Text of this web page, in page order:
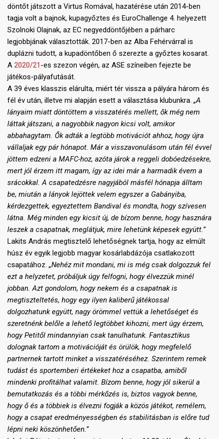
döntőt játszott a Virtus Romával, hazatérése után 2014-ben
tagja volt a bajnok, kupagyőztes és EuroChallenge 4. helyezett
Szolnoki Olajnak, az EC negyeddöntőjében a párharc
legjobbjának választották. 2017-ben az Alba Fehérvárral is
duplázni tudott, a kupadöntőben ő szerezte a győztes kosarat.
A 2020/21 -es szezon végén, az ASE színeiben fejezte be
játékos-pályafutását.
A 39 éves klasszis elárulta, miért tér vissza a pályára három és
fél év után, illetve mi alapján esett a választása klubunkra. „A
lányaim miatt döntöttem a visszatérés mellett, ők még nem
láttak játszani, a nagyobbik nagyon kicsi volt, amikor
abbahagytam. Ők adták a legtöbb motivációt ahhoz, hogy újra
vállaljak egy pár hónapot. Már a visszavonulásom után fél évvel
jöttem edzeni a MAFC-hoz, azóta járok a reggeli dobóedzésekre,
mert jól érzem itt magam, így az idei már a harmadik évem a
srácokkal. A csapatedzésre nagyjából másfél hónapja álltam
be, miután a lányok lejöttek velem egyszer a Gabányiba,
kérdezgettek, egyeztettem Bandival és mondta, hogy szívesen
látna. Még minden egy kicsit új, de bízom benne, hogy hasznára
leszek a csapatnak, meglátjuk, mire lehetünk képesek együtt.”
Lakits András megtisztelő lehetőségnek tartja, hogy az elmúlt
húsz év egyik legjobb magyar kosárlabdázója csatlakozott
csapatához. „Nehéz mit mondani, mi is még csak dolgozzuk fel
ezt a helyzetet, próbáljuk úgy felfogni, hogy élvezzük minél
jobban. Azt gondolom, hogy nekem és a csapatnak is
megtiszteltetés, hogy egy ilyen kaliberű játékossal
dolgozhatunk együtt, nagy örömmel vettük a lehetőséget és
szeretnénk belőle a lehető legtöbbet kihozni, mert úgy érzem,
hogy Petitől mindannyian csak tanulhatunk. Fantasztikus
dolognak tartom a motivációját és örülök, hogy megfelelő
partnernek tartott minket a visszatéréséhez. Szerintem remek
tudást és sportemberi értékeket hoz a csapatba, amiből
mindenki profitálhat valamit. Bízom benne, hogy jól sikerül a
bemutatkozás és a többi mérkőzés is, biztos vagyok benne,
hogy ő és a többiek is élvezni fogják a közös játékot, remélem,
hogy a csapat eredményességben és stabilitásban is előre tud
lépni neki köszönhetően.”